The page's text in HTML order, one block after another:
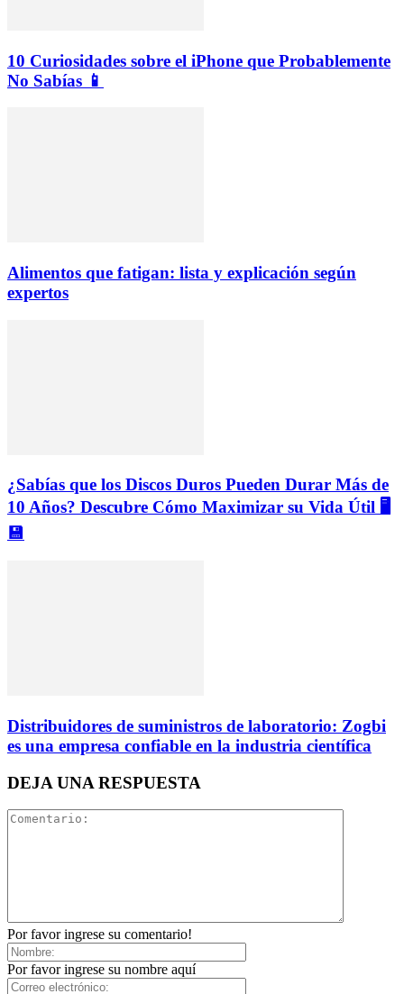
10 Curiosidades sobre el iPhone que Probablemente
No Sabías 📱
Alimentos que fatigan: lista y explicación según
expertos
¿Sabías que los Discos Duros Pueden Durar Más de
10 Años? Descubre Cómo Maximizar su Vida Útil 🖥️
💾
Distribuidores de suministros de laboratorio: Zogbi
es una empresa confiable en la industria científica
DEJA UNA RESPUESTA
Por favor ingrese su comentario!
Por favor ingrese su nombre aquí